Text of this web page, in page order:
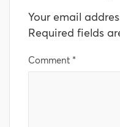
Your email
Required fields
Comment *